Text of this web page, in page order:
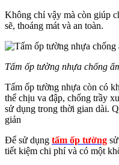
Không chỉ vậy mà còn giúp
sẽ, thoáng mát và an toàn.
Tấm ốp tường nhựa chống
Tấm ốp tường nhựa còn có
thể chịu va đập, chống trầy
sử dụng trong thời gian dài.
giản
Để sử dụng tấm ốp tường
tiết kiệm chi phí và có một